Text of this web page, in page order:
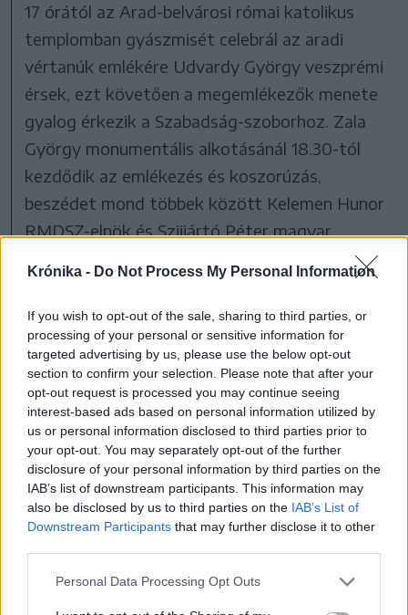
Krónika - Do Not Process My Personal Information
If you wish to opt-out of the sale, sharing to third parties, or
processing of your personal or sensitive information for
targeted advertising by us, please use the below opt-out
section to confirm your selection. Please note that after your
opt-out request is processed you may continue seeing
interest-based ads based on personal information utilized by
us or personal information disclosed to third parties prior to
your opt-out. You may separately opt-out of the further
disclosure of your personal information by third parties on the
IAB’s list of downstream participants. This information may
also be disclosed by us to third parties on the IAB’s List of
Downstream Participants that may further disclose it to other
Personal Data Processing Opt Outs
17 órától az Arad-belvárosi római katolikus
templomban gyászmisét celebrál az aradi
vértanúk emlékére Udvardy György veszprémi
érsek, ezt követően a megemlékezők menete
gyalog érkezik a Szabadság-szoborhoz. Zala
György monumentális alkotásánál 18.30-tól
kezdődik az emlékezés és koszorúzás,
beszédet mond többek között Kelemen Hunor
RMDSZ-elnök és Szijjártó Péter magyar
megemlékezést az aradi diákok fáklyás
felvonulása zárja.
Az Aradi Magyar Napok részletes programja
megtalálható az RMDSZ megyei
szervezeténekhonlapján.
magyar napok vértanúk Arad